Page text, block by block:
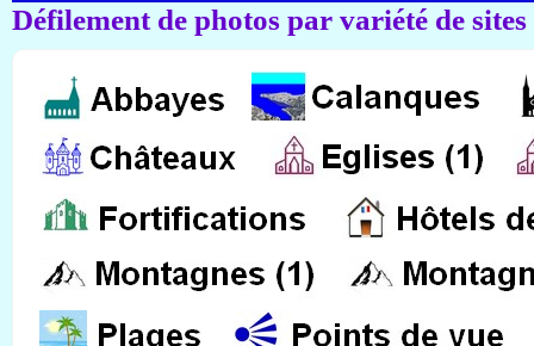
Défilement de photos par variété de